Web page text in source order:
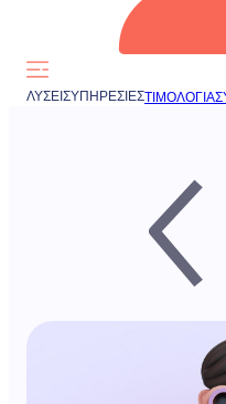
ΛΎΣΕΙΣΥΠΗΡΕΣΊΕΣΤΙΜΟΛΌΓΙΑ